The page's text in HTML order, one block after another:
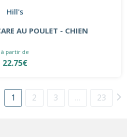
Hill's
AU POULET - CHIEN
à partir de
22.75€
1 2 3 … 23